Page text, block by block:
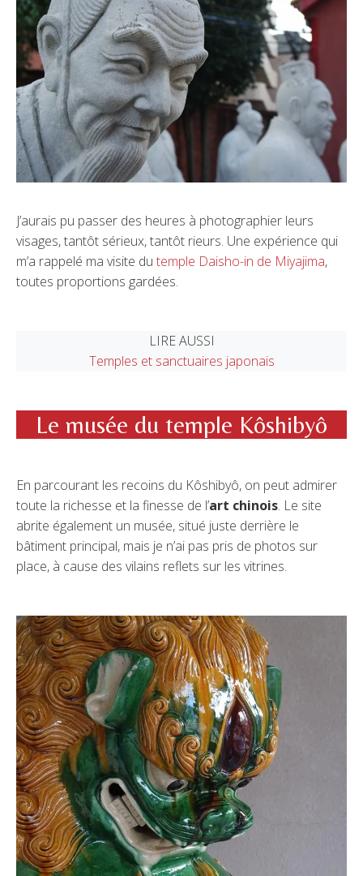
J’aurais pu passer des heures à photographier leurs
visages, tantôt sérieux, tantôt rieurs. Une expérience qui
m’a rappelé ma visite du temple Daisho-in de Miyajima,
toutes proportions gardées.
LIRE AUSSI
Temples et sanctuaires japonais
Le musée du temple Kôshibyô
En parcourant les recoins du Kôshibyô, on peut admirer
toute la richesse et la finesse de l’art chinois. Le site
abrite également un musée, situé juste derrière le
bâtiment principal, mais je n’ai pas pris de photos sur
place, à cause des vilains reflets sur les vitrines.